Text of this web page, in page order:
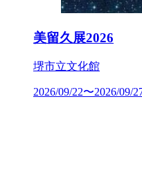
美留久展2026
堺市立文化館
2026/09/22〜2026/09/